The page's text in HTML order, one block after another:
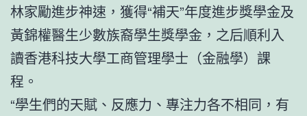
林家勵進步神速，獲得“補天”年度進步獎學金及
黃錦權醫生少數族裔學生獎學金，之后順利入
讀香港科技大學工商管理學士（金融學）課
程。
“學生們的天賦、反應力、專注力各不相同，有